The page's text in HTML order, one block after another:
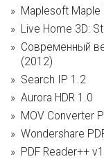
Maplesoft Maple
Live Home 3D:
Современный
(2012)
Search IP 1.2
Aurora HDR 1.0
MOV Converter
Wondershare
PDF Reader++